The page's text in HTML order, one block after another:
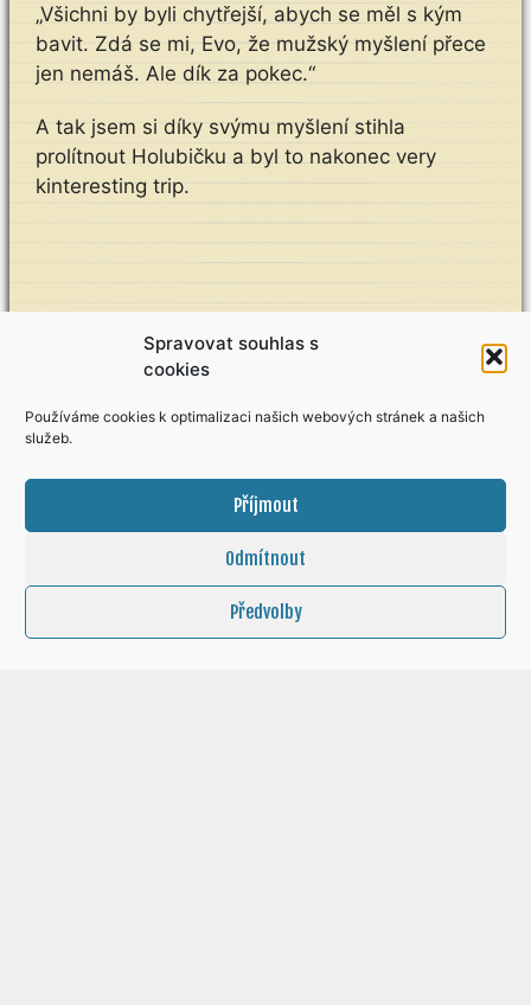
Spravovat souhlas s
cookies
Používáme cookies k optimalizaci našich webových stránek a našich
služeb.
Příjmout
Odmítnout
Předvolby
„Všichni by byli chytřejší, abych se měl s kým
bavit. Zdá se mi, Evo, že mužský myšlení přece
jen nemáš. Ale dík za pokec.“
A tak jsem si díky svýmu myšlení stihla
prolítnout Holubičku a byl to nakonec very
kinteresting trip.
Koncerty / Výstavy